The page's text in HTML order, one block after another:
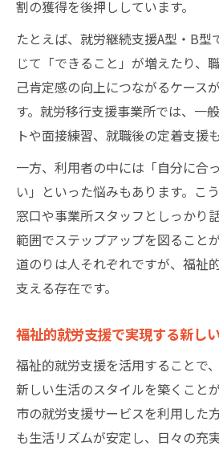
割の獲得を後押ししています。
たとえば、就労継続支援A型・B型
じて「できること」が増えたり、
己肯定感の向上につながるケース
す。就労移行支援事業所では、一
トや面接練習、就職後の定着支援
一方、利用者の中には「自分に合
い」といった悩みもあります。こ
窓口や事業所スタッフとしっかり
範囲でステップアップを図ること
道のりは人それぞれですが、福祉
支える存在です。
福祉的就労支援で実現する新し
福祉的就労支援を活用することで
新しい生活のスタイルを築くこと
市の就労支援サービスを利用した
も生活リズムが安定し、日々の充